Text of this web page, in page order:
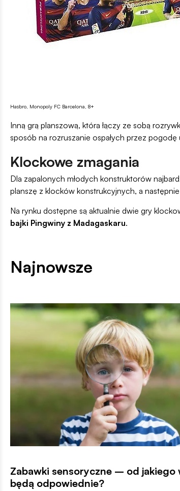
Hasbro, Monopoly FC Barcelona, 8+
Inną grą planszową, która łączy ze sobą
sposób na rozruszanie ospałych przez
Klockowe zmagania
Dla zapalonych młodych konstruktorów
planszę z klocków konstrukcyjnych, a
Na rynku dostępne są aktualnie dwie gry
bajki Pingwiny z Madagaskaru.
Najnowsze
Zabawki sensoryczne – od jakiego
będą odpowiednie?